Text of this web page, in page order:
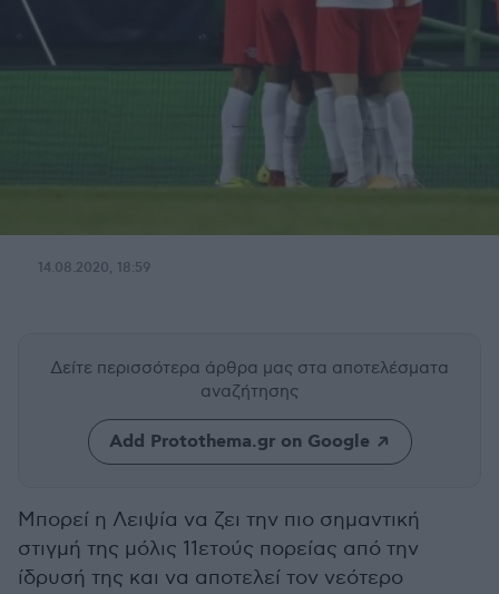
14.08.2020, 18:59
Δείτε περισσότερα άρθρα μας στα αποτελέσματα
αναζήτησης
Add Protothema.gr on Google
Μπορεί η Λειψία να ζει την πιο σημαντική
στιγμή της μόλις 11ετούς πορείας από την
ίδρυσή της και να αποτελεί τον νεότερο